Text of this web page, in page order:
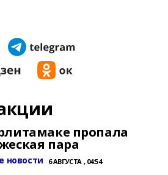
пропала
пара
новости 6 АВГУСТА , 04:54